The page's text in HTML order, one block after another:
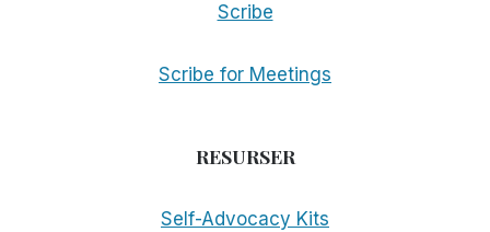
Scribe
Scribe for Meetings
RESURSER
Self-Advocacy Kits